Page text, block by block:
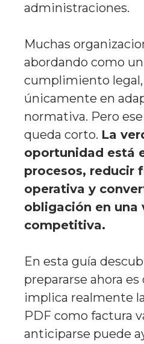
administraciones.
Muchas
abordando como
cumplimiento
únicamente en
normativa. Pero
queda corto. La
oportunidad está
procesos, reducir
operativa y
obligación en una
competitiva.
En esta guía
prepararse ahora es
implica realmente
PDF como factura
anticiparse puede